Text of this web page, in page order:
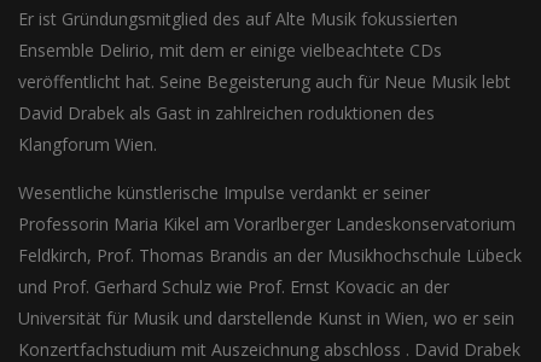
Er ist Gründungsmitglied des auf Alte Musik fokussierten
Ensemble Delirio, mit dem er einige vielbeachtete CDs
veröffentlicht hat. Seine Begeisterung auch für Neue Musik lebt
David Drabek als Gast in zahlreichen roduktionen des
Klangforum Wien.
Wesentliche künstlerische Impulse verdankt er seiner
Professorin Maria Kikel am Vorarlberger Landeskonservatorium
Feldkirch, Prof. Thomas Brandis an der Musikhochschule Lübeck
und Prof. Gerhard Schulz wie Prof. Ernst Kovacic an der
Universität für Musik und darstellende Kunst in Wien, wo er sein
Konzertfachstudium mit Auszeichnung abschloss . David Drabek